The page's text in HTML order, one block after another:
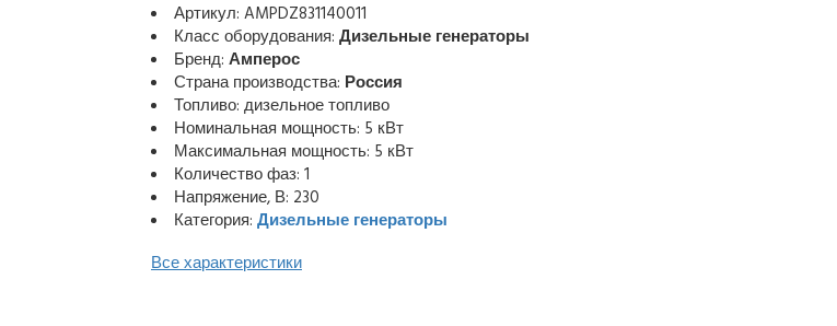
Артикул: AMPDZ831140011
Класс оборудования: Дизельные генераторы
Бренд: Амперос
Страна производства: Россия
Топливо: дизельное топливо
Номинальная мощность: 5 кВт
Максимальная мощность: 5 кВт
Количество фаз: 1
Напряжение, В: 230
Категория: Дизельные генераторы
Все характеристики